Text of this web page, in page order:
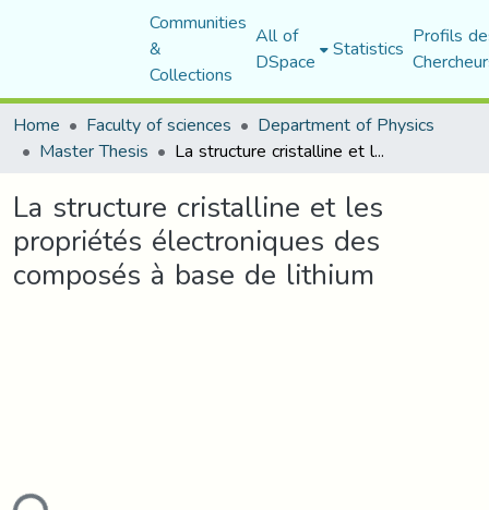
Communities
&
Collections
All of
DSpace Statistics Profils
Home
Faculty of sciences Department of Physics
Master Thesis La structure cristalline et les propriétés électroniques des composés à base de lithium
La structure cristalline et les
propriétés électroniques des
composés à base de lithium